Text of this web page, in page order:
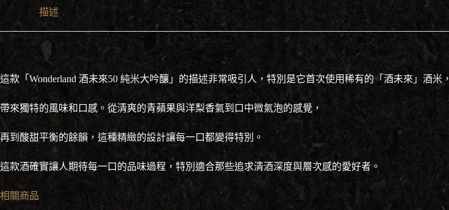
過
生
酒
數
描述
這款「Wonderland 酒未來50 純米大吟釀」的描述非常吸引人，特別是它首次使用稀有的「酒未來」酒米，
帶來獨特的風味和口感。從清爽的青蘋果與洋梨香氣到口中微氣泡的感覺，
再到酸甜平衡的餘韻，這種精緻的設計讓每一口都變得特別。
這款酒確實讓人期待每一口的品味過程，特別適合那些追求清酒深度與層次感的愛好者。
相關商品